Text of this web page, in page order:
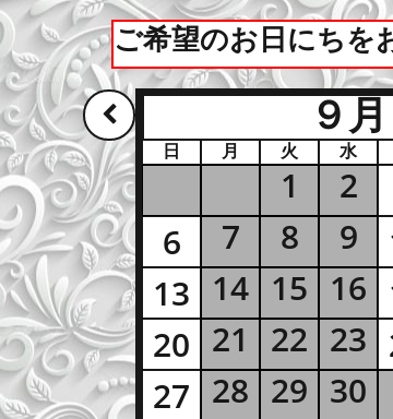
ご希望のお日にちを
日 月 火 水
20
９月
27 28
8
29
9
16
30
15
21
22
1
2
6
7
13 14
23
13
6
20
27
